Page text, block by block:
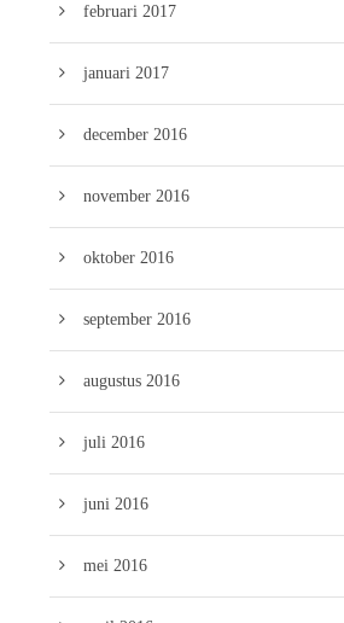
februari 2017
januari 2017
december 2016
november 2016
oktober 2016
september 2016
augustus 2016
juli 2016
juni 2016
mei 2016